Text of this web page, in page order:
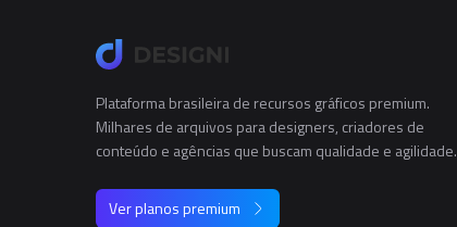
Plataforma brasileira de recursos gráficos premium.
Milhares de arquivos para designers, criadores de
conteúdo e agências que buscam qualidade e agilidade.
Ver planos premium